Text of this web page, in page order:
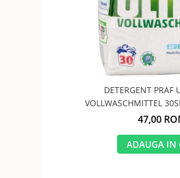
DETERGENT PRAF
VOLLWASCHMITTEL
47,00
ADAUGA IN